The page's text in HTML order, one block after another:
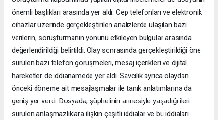
önemli başlıkları arasında yer aldı. Cep telefonları ve elektronik
cihazlar üzerinde gerçekleştirilen analizlerde ulaşılan bazı
verilerin, soruşturmanın yönünü etkileyen bulgular arasında
değerlendirildiği belirtildi. Olay sonrasında gerçekleştirildiği öne
sürülen bazı telefon görüşmeleri, mesaj içerikleri ve dijital
hareketler de iddianamede yer aldı. Savcılık ayrıca olaydan
önceki döneme ait mesajlaşmalar ile tanık anlatımlarına da
geniş yer verdi. Dosyada, şüphelinin annesiyle yaşadığı ileri
sürülen anlaşmazlıklara ilişkin çeşitli iddialar ve bu iddiaları